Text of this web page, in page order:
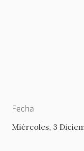
Fecha
Miércoles, 3